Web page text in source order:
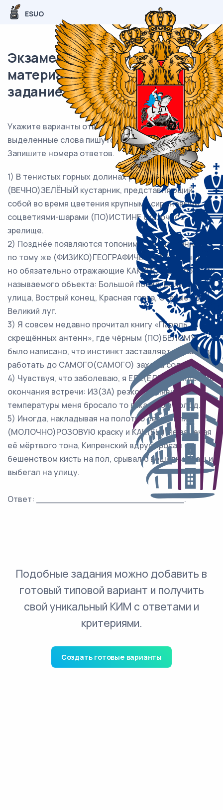
ESUO
Экзаменационный (типовой)
материал ЕГЭ / Русский / 14
задание (24) / 157
Укажите варианты ответов, в которых все
выделенные слова пишутсяЧЕРЕЗ ДЕФИС.
Запишите номера ответов.
1) В тенистых горных долинах растёт ещё один
(ВЕЧНО)ЗЕЛЁНЫЙ кустарник, представляющий
собой во время цветения крупными сиреневыми
соцветиями-шарами (ПО)ИСТИНЕ сказочное
зрелище.
2) Позднéе появляются топонимы, образованные
по тому же (ФИЗИКО)ГЕОГРАФИЧЕСКОМУ принципу,
но обязательно отражающие КАКОЙ(ЛИБО) признак
называемого объекта: Большой посад, Великая
улица, Вострый конец, Красная горка, Старые сады,
Великий луг.
3) Я совсем недавно прочитал книгу «Пароль
скрещённых антенн», где чёрным (ПО)БЕЛОМУ
было написано, что инстинкт заставляет муравьёв
работать до САМОГО(САМОГО) захода солнца.
4) Чувствуя, что заболеваю, я ЕЛЕ(ЕЛЕ) досидел до
окончания встречи: ИЗ(ЗА) резко поднявшейся
температуры меня бросало то в жар, то в холод.
5) Иногда, накладывая на полотно серую или
(МОЛОЧНО)РОЗОВУЮ краску и КАК(БЫ) не замечая
её мёртвого тона, Кипренский вдруг бросал с
бешенством кисть на пол, срывал с вешалки плащ и
выбегал на улицу.
Ответ: ___________________________.
Подобные задания можно добавить в
готовый типовой вариант и получить
свой уникальный КИМ с ответами и
критериями.
Создать готовые варианты